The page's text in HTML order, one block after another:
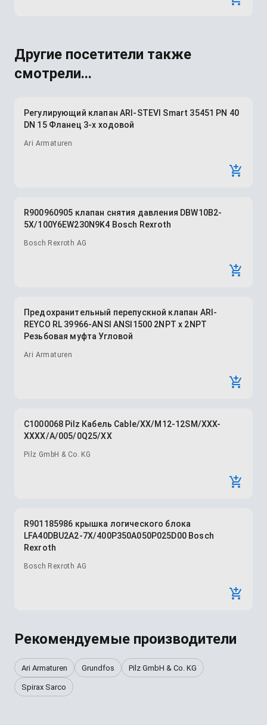
Другие посетители также
смотрели...
Регулирующий клапан ARI-STEVI Smart 35451 PN 40
DN 15 Фланец 3-х ходовой
Ari Armaturen
R900960905 клапан снятия давления DBW10B2-
5X/100Y6EW230N9K4 Bosch Rexroth
Bosch Rexroth AG
Предохранительный перепускной клапан ARI-
REYCO RL 39966-ANSI ANSI1500 2NPT x 2NPT
Резьбовая муфта Угловой
Ari Armaturen
C1000068 Pilz Кабель Cable/XX/M12-12SM/XXX-
XXXX/A/005/0Q25/XX
Pilz GmbH & Co. KG
R901185986 крышка логического блока
LFA40DBU2A2-7X/400P350A050P025D00 Bosch
Rexroth
Bosch Rexroth AG
Рекомендуемые производители
Ari Armaturen Grundfos Pilz GmbH & Co. KG
Spirax Sarco